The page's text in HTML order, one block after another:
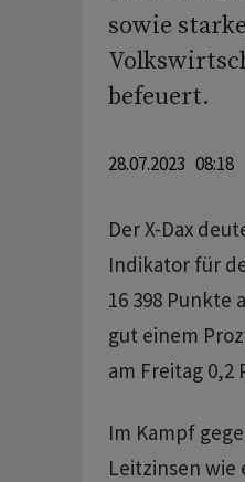
sowie
befeuert.
28.07.2023 08:18
Der X-Dax
Indikator für
16 398 Punkte
gut einem
am Freitag
Im Kampf
Leitzinsen